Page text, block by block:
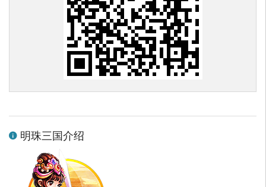
明珠三国介绍